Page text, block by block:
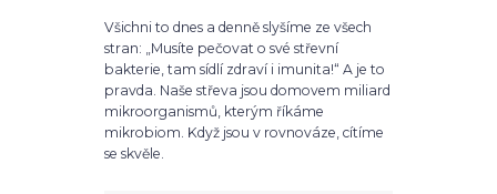
Všichni to dnes a denně slyšíme ze všech
stran: „Musíte pečovat o své střevní
bakterie, tam sídlí zdraví i imunita!“ A je to
pravda. Naše střeva jsou domovem miliard
mikroorganismů, kterým říkáme
mikrobiom. Když jsou v rovnováze, cítíme
se skvěle.